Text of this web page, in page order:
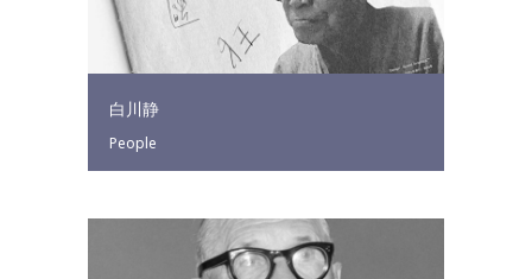
白川静
People